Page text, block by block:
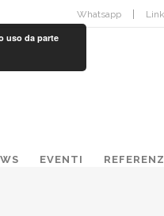
Whatsapp
EVENTI
uso da parte